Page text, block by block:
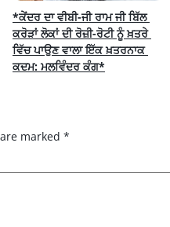
*ਕੇਂਦਰ ਦਾ ਵੀਬੀ-ਜੀ ਰਾਮ ਜੀ ਬਿੱਲ
ਕਰੋੜਾਂ ਲੋਕਾਂ ਦੀ ਰੋਜ਼ੀ-ਰੋਟੀ ਨੂੰ ਖ਼ਤਰੇ
ਵਿੱਚ ਪਾਉਣ ਵਾਲਾ ਇੱਕ ਖ਼ਤਰਨਾਕ
ਕਦਮ: ਮਲਵਿੰਦਰ ਕੰਗ*
marked *